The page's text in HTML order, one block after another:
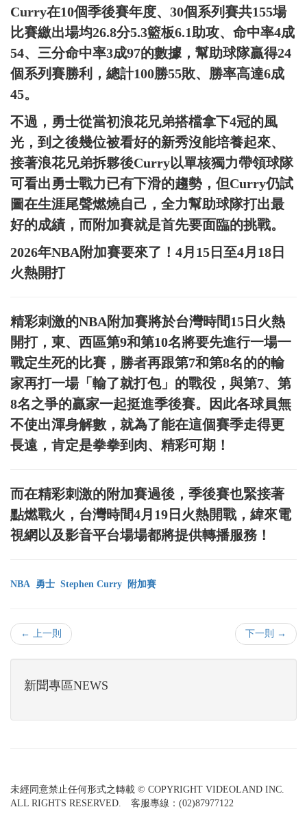
Curry在10個季後賽年度、30個系列賽共155場
比賽繳出場均26.8分5.3籃板6.1助攻、命中率4成
54、三分命中率3成97的數據，幫助球隊贏得24
個系列賽勝利，總計100勝55敗、勝率高達6成
45。
不過，勇士從當初浪花兄弟搭檔拿下4冠的風
光，到之後幾位被看好的新秀沒能培養起來、
接著浪花兄弟拆夥後Curry以單核獨力帶領球隊
可看出勇士戰力已有下滑的趨勢，但Curry仍試
圖在生涯尾聲燃燒自己，全力幫助球隊打出最
好的成績，而附加賽就是首先要面臨的挑戰。
2026年NBA附加賽要來了！4月15日至4月18日
火熱開打
精彩刺激的NBA附加賽將於台灣時間15日火熱
開打，東、西區第9和第10名將要先進行一場一
戰定生死的比賽，勝者再跟第7和第8名的的輸
家再打一場「輸了就打包」的戰役，與第7、第
8名之爭的贏家一起挺進季後賽。因此各球員無
不使出渾身解數，就為了能在這個賽季走得更
長遠，肯定是拳拳到肉、精彩可期！
而在精彩刺激的附加賽過後，季後賽也緊接著
點燃戰火，台灣時間4月19日火熱開戰，緯來電
視網以及影音平台場場都將提供轉播服務！
NBA 勇士 Stephen Curry 附加賽
← 上一則 下一則 →
新聞專區NEWS
未經同意禁止任何形式之轉載 © COPYRIGHT VIDEOLAND INC.
ALL RIGHTS RESERVED. 客服專線：(02)87977122